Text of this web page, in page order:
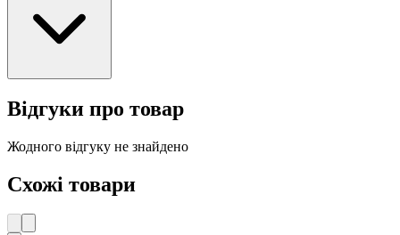
Відгуки про товар
Жодного відгуку не знайдено
Схожі товари